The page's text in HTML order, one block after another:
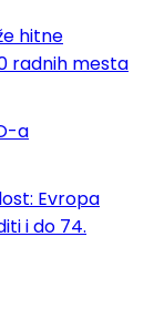
hitne
radnih mesta
a
Evropa
i do 74.